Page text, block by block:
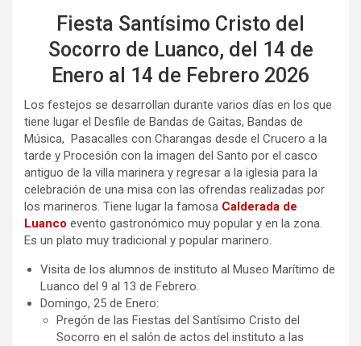
Fiesta Santísimo Cristo del
Socorro de Luanco, del 14 de
Enero al 14 de Febrero 2026
Los festejos se desarrollan durante varios días en los que
tiene lugar el Desfile de Bandas de Gaitas, Bandas de
Música, Pasacalles con Charangas desde el Crucero a la
tarde y Procesión con la imagen del Santo por el casco
antiguo de la villa marinera y regresar a la iglesia para la
celebración de una misa con las ofrendas realizadas por
los marineros. Tiene lugar la famosa Calderada de
Luanco evento gastronómico muy popular y en la zona.
Es un plato muy tradicional y popular marinero.
Visita de los alumnos de instituto al Museo Marítimo de
Luanco del 9 al 13 de Febrero.
Domingo, 25 de Enero:
Pregón de las Fiestas del Santísimo Cristo del
Socorro en el salón de actos del instituto a las